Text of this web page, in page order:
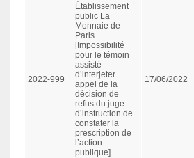
2022-999
Établissement
public La
Monnaie de
Paris
[Impossibilité
pour le témoin
assisté
d’interjeter
appel de la
décision de
refus du juge
d’instruction de
constater la
prescription de
l’action
publique]
17/06/2022